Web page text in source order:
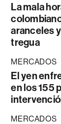
La mala
aranceles
tregua
MERCADOS
El yen
en los 155
MERCADOS